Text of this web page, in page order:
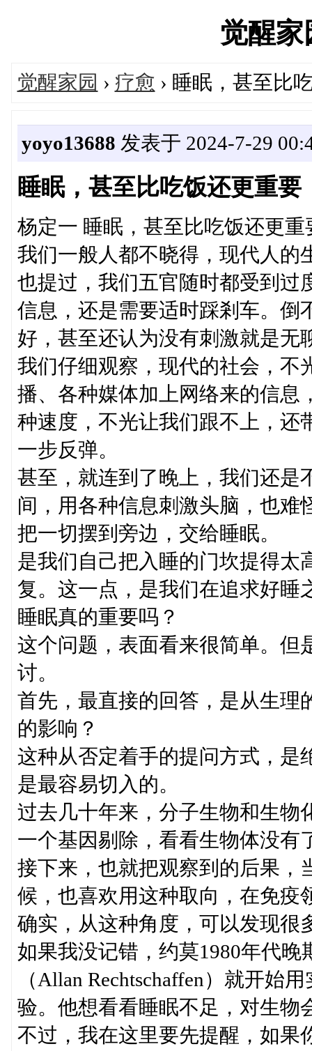
觉醒
觉醒家园 › 疗愈 › 睡眠，甚至比
yoyo13688 发表于 2024-7-29
睡眠，甚至比吃饭还更重要
杨定一 睡眠，甚至比吃饭还更重
我们一般人都不晓得，现代人的
也提过，我们五官随时都受到
信息，还是需要适时踩剎车。倒
好，甚至还认为没有刺激就是无
我们仔细观察，现代的社会，不
播、各种媒体加上网络来的信息
种速度，不光让我们跟不上，还
一步反弹。
甚至，就连到了晚上，我们还是
间，用各种信息刺激头脑，也难
把一切摆到旁边，交给睡眠。
是我们自己把入睡的门坎提得太
复。这一点，是我们在追求好睡
睡眠真的重要吗？
这个问题，表面看来很简单。但
讨。
首先，最直接的回答，是从生
的影响？
这种从否定着手的提问方式，是
是最容易切入的。
过去几十年来，分子生物和生
一个基因剔除，看看生物体没有
接下来，也就把观察到的后果，
候，也喜欢用这种取向，在免疫
确实，从这种角度，可以发现很
如果我没记错，约莫1980年代
（Allan Rechtschaffen）就开始
验。他想看看睡眠不足，对生物
不过，我在这里要先提醒，如果